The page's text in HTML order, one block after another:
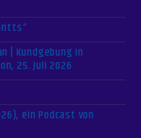
| Kundgebung in
25. Juli 2026
ein Podcast von